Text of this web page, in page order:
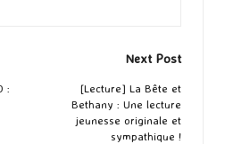
:
Next Post
[Lecture] La Bête et
Bethany : Une lecture
jeunesse originale et
sympathique !